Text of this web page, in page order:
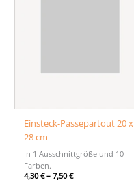
Einsteck-Passepartout 20 x
28 cm
In 1 Ausschnittgröße und 10
Farben.
4,30€–7,50€